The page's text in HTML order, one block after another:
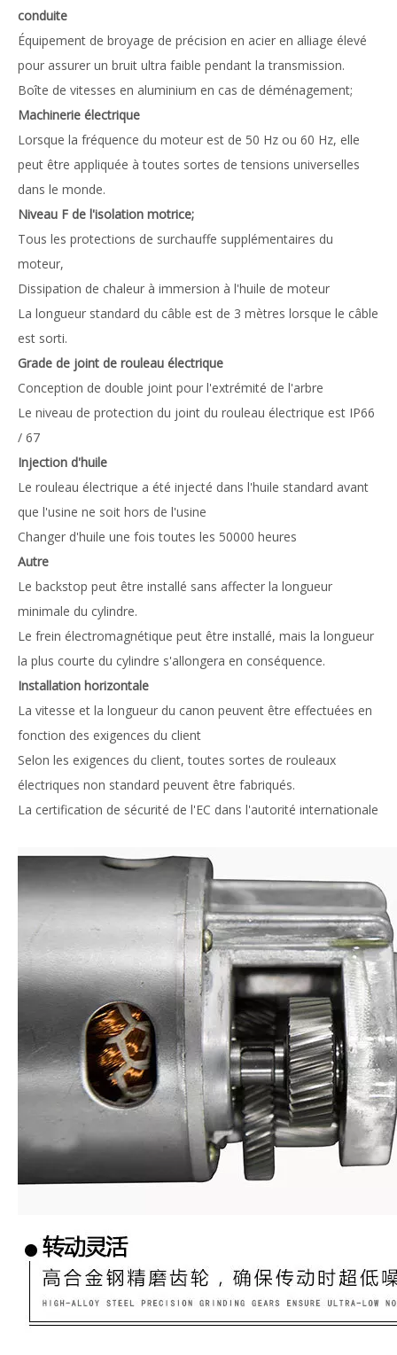
conduite
Équipement de broyage de précision en acier en alliage élevé
pour assurer un bruit ultra faible pendant la transmission.
Boîte de vitesses en aluminium en cas de déménagement;
Machinerie électrique
Lorsque la fréquence du moteur est de 50 Hz ou 60 Hz, elle
peut être appliquée à toutes sortes de tensions universelles
dans le monde.
Niveau F de l'isolation motrice;
Tous les protections de surchauffe supplémentaires du
moteur,
Dissipation de chaleur à immersion à l'huile de moteur
La longueur standard du câble est de 3 mètres lorsque le câble
est sorti.
Grade de joint de rouleau électrique
Conception de double joint pour l'extrémité de l'arbre
Le niveau de protection du joint du rouleau électrique est IP66
/ 67
Injection d'huile
Le rouleau électrique a été injecté dans l'huile standard avant
que l'usine ne soit hors de l'usine
Changer d'huile une fois toutes les 50000 heures
Autre
Le backstop peut être installé sans affecter la longueur
minimale du cylindre.
Le frein électromagnétique peut être installé, mais la longueur
la plus courte du cylindre s'allongera en conséquence.
Installation horizontale
La vitesse et la longueur du canon peuvent être effectuées en
fonction des exigences du client
Selon les exigences du client, toutes sortes de rouleaux
électriques non standard peuvent être fabriqués.
La certification de sécurité de l'EC dans l'autorité internationale